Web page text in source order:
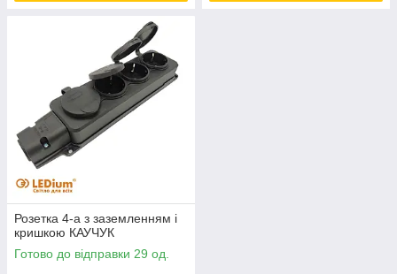
Розетка 4-а з заземленням і
кришкою КАУЧУК
Готово до відправки 29 од.